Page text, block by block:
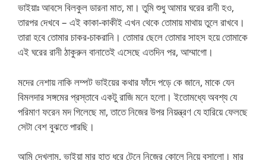
ভাইয়াঃ আবসে বিলকুল ডারনা মাত, মা। তুমি শুধু আমার ঘরের রানী হও,
তারপর দেখবে – এই কাকা-কাকীই এখন থেকে তোমায় মাথায় তুলে রাখবে।
তারা হবে তোমার চাকর-চাকরানি। তোমার ছেলে তোমার সাহস হয়ে তোমাকে
এই ঘরের রানী ঠাকুরুন বানাতেই এসেছে এতদিন পর, আম্মাগো।
মদের নেশায় নাকি লম্পট ভাইয়ের কথার ফাঁদে পড়ে কে জানে, মাকে যেন
বিমলদার সঙ্গমের প্রস্তাবে একটু রাজি মনে হলো। ইতোমধ্যে অবশ্য যে
পরিমাণ ফরেন মদ গিলেছে মা, তাতে নিজের উপর নিয়ন্ত্রণ যে হারিয়ে ফেলছে
সেটা বেশ বুঝতে পারছি।
আমি দেখলাম, ভাইয়া মার হাত ধরে টেনে নিজের কোলে নিয়ে বসালো। মার